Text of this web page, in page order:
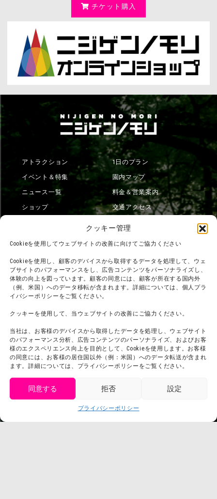
クッキー管理
Cookieを使用してウェブサイトの改善に向けてご協力ください
Cookieを使用し、顧客のデバイスから取得するデータを処理して、ウェ
ブサイトのパフォーマンスをし、広告コンテンツをパーソナライズし、
体験の向上を図っています。顧客の同意には、顧客が所在する国内外
（例、米国）へのデータ移転が含まれます。詳細については、個人プラ
イバシーポリシーをご覧ください。
クッキーを使用して、当ウェブサイトの改善にご協力ください。
当社は、お客様のデバイスから取得したデータを処理し、ウェブサイト
のパフォーマンス分析、広告コンテンツのパーソナライズ、およびお客
様のエクスペリエンス向上を目的として、Cookieを使用します。お客様
の同意には、お客様の居住国以外（例：米国）へのデータ転送が含まれ
ます。詳細については、プライバシーポリシーをご覧ください。
同意する 拒否 設定
プライバシーポリシー
チケット購入
アトラクション
イベント＆特集
ニュース一覧
ショップ
1日のプラン
園内マップ
料金＆営業案内
交通アクセス
団体利用について
お問い合わせ
利用規約
プライバシーポリシー
プレスリリース
メディア掲載実績
会社概要
スタッフ募集